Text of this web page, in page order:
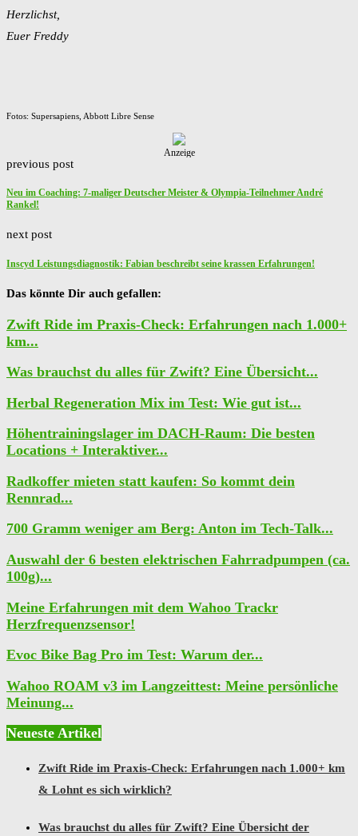
Herzlichst,
Euer Freddy
Fotos: Supersapiens, Abbott Libre Sense
Anzeige
previous post
Neu im Coaching: 7-maliger Deutscher Meister & Olympia-Teilnehmer André
Rankel!
next post
Inscyd Leistungsdiagnostik: Fabian beschreibt seine krassen Erfahrungen!
Das könnte Dir auch gefallen:
Zwift Ride im Praxis-Check: Erfahrungen nach 1.000+
km...
Was brauchst du alles für Zwift? Eine Übersicht...
Herbal Regeneration Mix im Test: Wie gut ist...
Höhentrainingslager im DACH-Raum: Die besten
Locations + Interaktiver...
Radkoffer mieten statt kaufen: So kommt dein
Rennrad...
700 Gramm weniger am Berg: Anton im Tech-Talk...
Auswahl der 6 besten elektrischen Fahrradpumpen (ca.
100g)...
Meine Erfahrungen mit dem Wahoo Trackr
Herzfrequenzsensor!
Evoc Bike Bag Pro im Test: Warum der...
Wahoo ROAM v3 im Langzeittest: Meine persönliche
Meinung...
Neueste Artikel
Zwift Ride im Praxis-Check: Erfahrungen nach 1.000+ km
& Lohnt es sich wirklich?
Was brauchst du alles für Zwift? Eine Übersicht der